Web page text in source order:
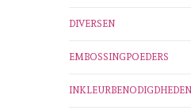
DIVERSEN
EMBOSSINGPOEDERS
INKLEURBENODIGDHEDEN